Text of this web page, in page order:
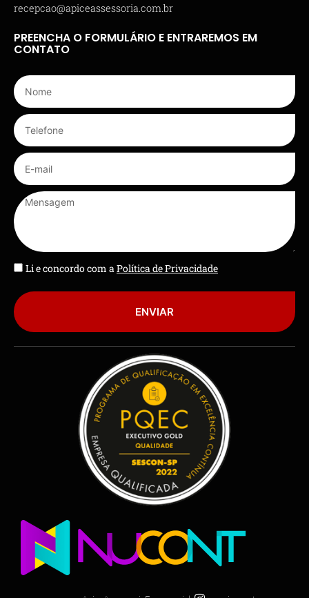
recepcao@apiceassessoria.com.br
PREENCHA O FORMULÁRIO E ENTRAREMOS EM
CONTATO
Li e concordo com aPolítica de Privacidade
ENVIAR